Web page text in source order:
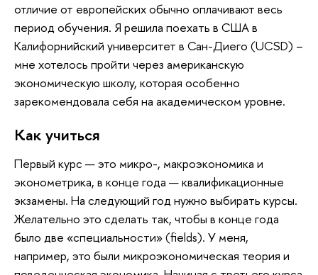
отличие от европейских обычно оплачивают весь
период обучения. Я решила поехать в США в
Калифорнийский университет в Сан-Диего (UCSD) –
мне хотелось пройти через американскую
экономическую школу, которая особенно
зарекомендовала себя на академическом уровне.
Как учиться
Первый курс — это микро-, макроэкономика и
эконометрика, в конце года — квалификационные
экзамены. На следующий год нужно выбирать курсы.
Желательно это сделать так, чтобы в конце года
было две «специальности» (fields). У меня,
например, это были микроэкономическая теория и